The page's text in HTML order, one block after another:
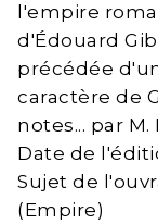
l'empire
d'Édouard
précédée
caractère de
notes... par M.
Date de
Sujet de
(Empire)